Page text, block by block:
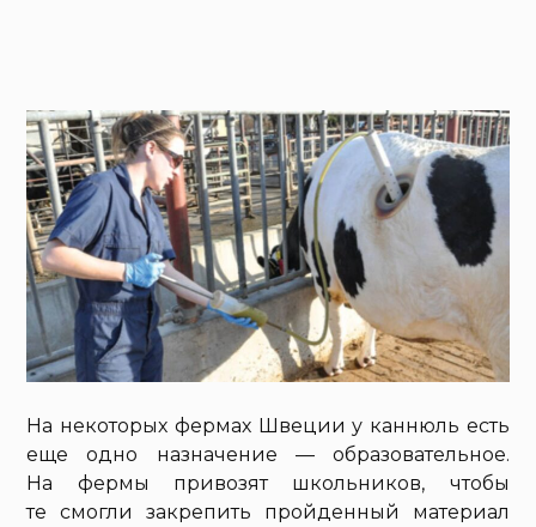
На некоторых фермах Швеции у каннюль есть
еще одно назначение — образовательное.
На фермы привозят школьников, чтобы
те смогли закрепить пройденный материал